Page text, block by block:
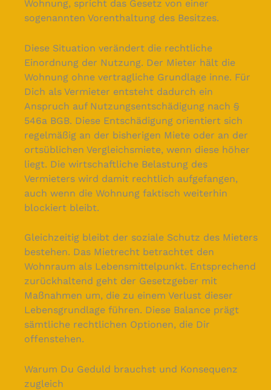
Wohnung, spricht das Gesetz von einer
sogenannten Vorenthaltung des Besitzes.
Diese Situation verändert die rechtliche
Einordnung der Nutzung. Der Mieter hält die
Wohnung ohne vertragliche Grundlage inne. Für
Dich als Vermieter entsteht dadurch ein
Anspruch auf Nutzungsentschädigung nach §
546a BGB. Diese Entschädigung orientiert sich
regelmäßig an der bisherigen Miete oder an der
ortsüblichen Vergleichsmiete, wenn diese höher
liegt. Die wirtschaftliche Belastung des
Vermieters wird damit rechtlich aufgefangen,
auch wenn die Wohnung faktisch weiterhin
blockiert bleibt.
Gleichzeitig bleibt der soziale Schutz des Mieters
bestehen. Das Mietrecht betrachtet den
Wohnraum als Lebensmittelpunkt. Entsprechend
zurückhaltend geht der Gesetzgeber mit
Maßnahmen um, die zu einem Verlust dieser
Lebensgrundlage führen. Diese Balance prägt
sämtliche rechtlichen Optionen, die Dir
offenstehen.
Warum Du Geduld brauchst und Konsequenz
zugleich